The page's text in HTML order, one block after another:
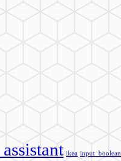
ikea input_boolean